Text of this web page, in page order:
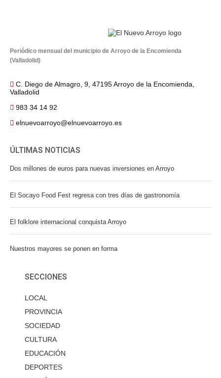
Periódico mensual del municipio de Arroyo de la Encomienda
(Valladolid)
C. Diego de Almagro, 9, 47195 Arroyo de la Encomienda,
Valladolid
983 34 14 92
elnuevoarroyo@elnuevoarroyo.es
ÚLTIMAS NOTICIAS
Dos millones de euros para nuevas inversiones en Arroyo
El Socayo Food Fest regresa con tres días de gastronomía
El folklore internacional conquista Arroyo
Nuestros mayores se ponen en forma
SECCIONES
LOCAL
PROVINCIA
SOCIEDAD
CULTURA
EDUCACIÓN
DEPORTES